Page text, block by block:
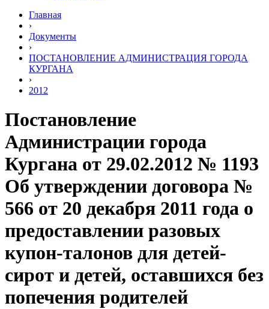
Главная
›
Документы
›
ПОСТАНОВЛЕНИЕ АДМИНИСТРАЦИЯ ГОРОДА
КУРГАНА
›
2012
Постановление
Администрации города
Кургана от 29.02.2012 № 1193
Об утверждении договора №
566 от 20 декабря 2011 года о
предоставлении разовых
купон-талонов для детей-
сирот и детей, оставшихся без
попечения родителей